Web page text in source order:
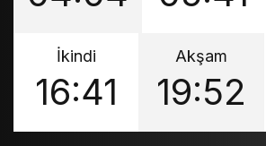
İkindi
16:41
Akşam
19:52